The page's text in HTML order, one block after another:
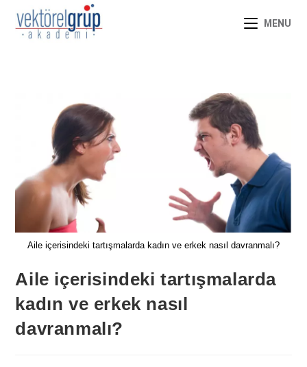
MENU
Aile içerisindeki tartışmalarda kadın ve erkek nasıl davranmalı?
Aile içerisindeki tartışmalarda
kadın ve erkek nasıl
davranmalı?